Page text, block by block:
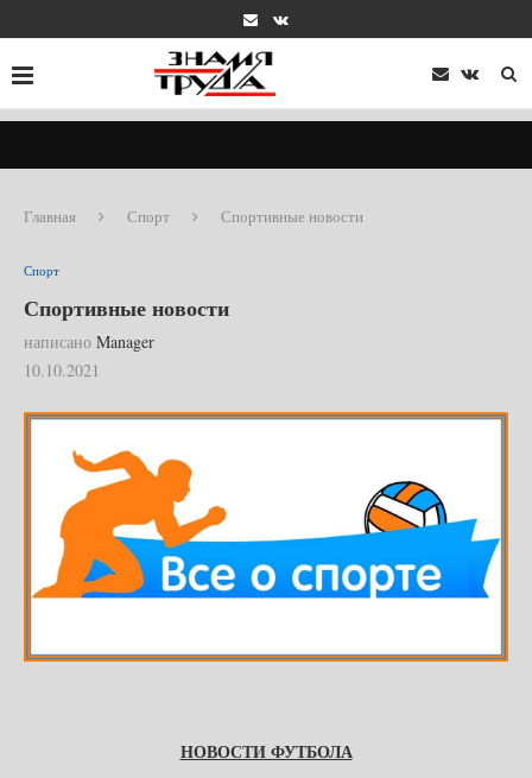
Главная Спорт Спортивные новости
Спорт
Спортивные новости
написано Manager
10.10.2021
НОВОСТИ ФУТБОЛА